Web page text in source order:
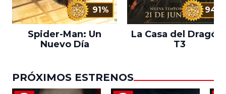
91%
Spider-Man: Un
Nuevo Día
94%
La Casa del Dragón
T3
PRÓXIMOS ESTRENOS